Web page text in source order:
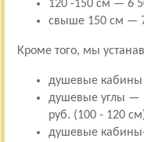
120 -150 см — 6
свыше 150 см —
Кроме того, мы
душевые кабины
душевые углы —
руб. (100 - 120
душевые